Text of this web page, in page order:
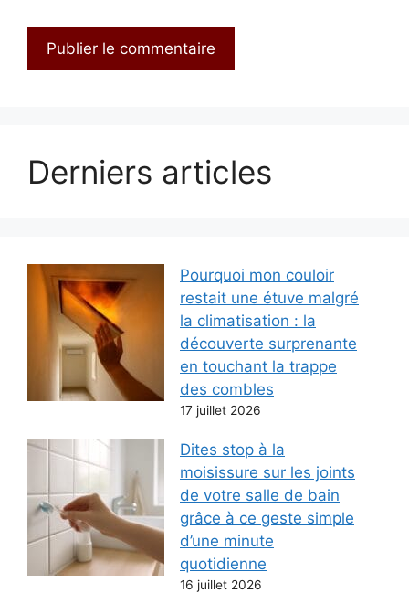
Derniers articles
Pourquoi mon couloir
restait une étuve malgré
la climatisation : la
découverte surprenante
en touchant la trappe
des combles
17 juillet 2026
Dites stop à la
moisissure sur les joints
de votre salle de bain
grâce à ce geste simple
d’une minute
quotidienne
16 juillet 2026